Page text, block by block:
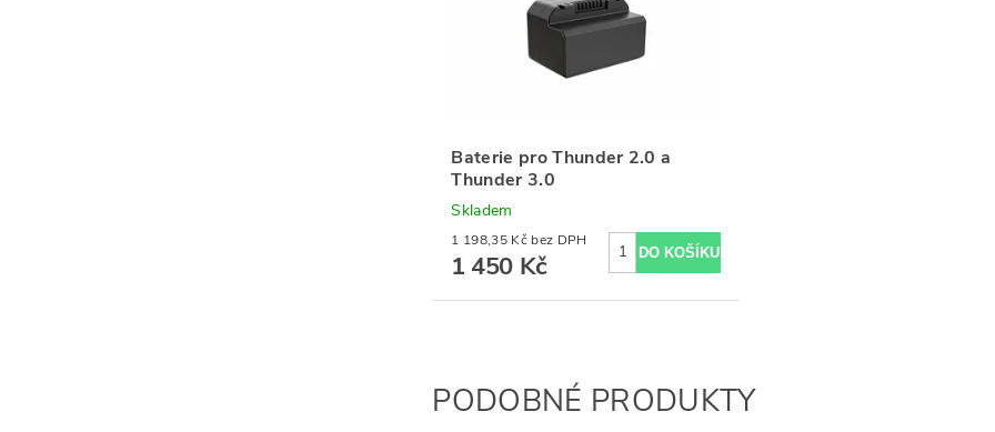
Baterie pro Thunder 2.0 a
Thunder 3.0
Skladem
1 198,35 Kč bez DPH
1 450 Kč
PODOBNÉ PRODUKTY